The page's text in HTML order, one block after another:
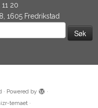
20
1605 Fredrikstad
· Powered by
·
temaet·